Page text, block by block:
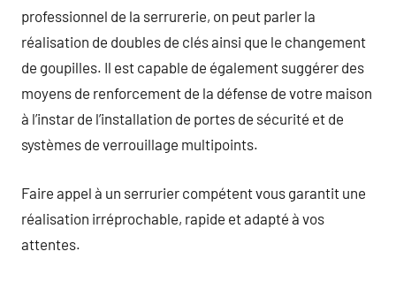
professionnel de la serrurerie, on peut parler la
réalisation de doubles de clés ainsi que le changement
de goupilles. Il est capable de également suggérer des
moyens de renforcement de la défense de votre maison
à l’instar de l’installation de portes de sécurité et de
systèmes de verrouillage multipoints.
Faire appel à un serrurier compétent vous garantit une
réalisation irréprochable, rapide et adapté à vos
attentes.